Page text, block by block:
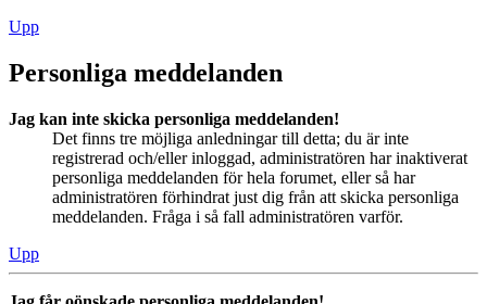
Upp
Personliga meddelanden
Jag kan inte skicka personliga meddelanden!
Det finns tre möjliga anledningar till detta; du är inte
registrerad och/eller inloggad, administratören har inaktiverat
personliga meddelanden för hela forumet, eller så har
administratören förhindrat just dig från att skicka personliga
meddelanden. Fråga i så fall administratören varför.
Upp